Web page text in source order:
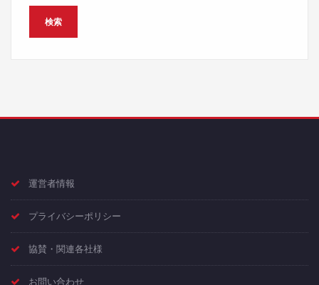
運営者情報
プライバシーポリシー
協賛・関連各社様
お問い合わせ